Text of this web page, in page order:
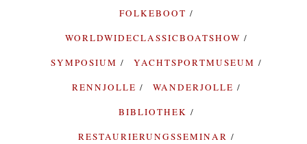
FOLKEBOOT
WORLDWIDECLASSICBOATSHOW
SYMPOSIUM
YACHTSPORTMUSEUM
RENNJOLLE
WANDERJOLLE
BIBLIOTHEK
RESTAURIERUNGSSEMINAR